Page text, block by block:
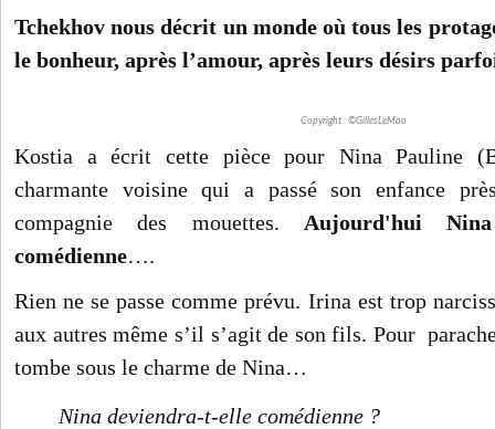
Tchekhov nous décrit un monde où tous les
le bonheur, après l’amour, après leurs désirs
Copyright : ©GillesLeMao
Kostia a écrit cette pièce pour Nina Pauline
charmante voisine qui a passé son enfance
compagnie des mouettes. Aujourd'hui
comédienne….
Rien ne se passe comme prévu. Irina est trop
aux autres même s’il s’agit de son fils. Pour
tombe sous le charme de Nina…
Nina deviendra-t-elle comédienne ?